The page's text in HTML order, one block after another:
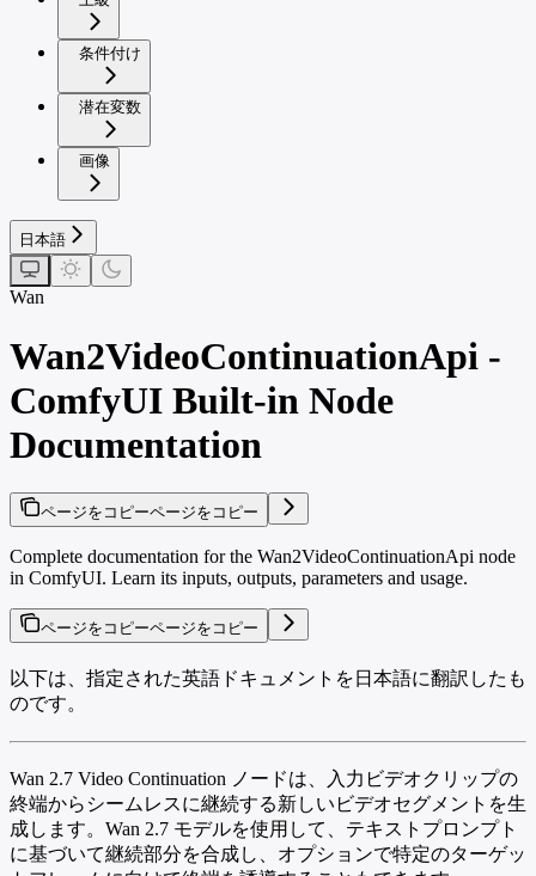
条件付け
潜在変数
画像
日本語
Wan
Wan2VideoContinuationApi -
ComfyUI Built-in Node
Documentation
ページをコピーページをコピー
Complete documentation for the Wan2VideoContinuationApi node
in ComfyUI. Learn its inputs, outputs, parameters and usage.
ページをコピーページをコピー
以下は、指定された英語ドキュメントを日本語に翻訳したも
のです。
Wan 2.7 Video Continuation ノードは、入力ビデオクリップの
終端からシームレスに継続する新しいビデオセグメントを生
成します。Wan 2.7 モデルを使用して、テキストプロンプト
に基づいて継続部分を合成し、オプションで特定のターゲッ